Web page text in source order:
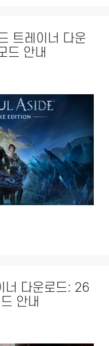
트레이너 다운
드 안내
너 다운로드: 26
안내